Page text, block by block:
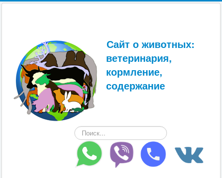
Сайт о животных:
ветеринария,
кормление,
содержание
Искать...